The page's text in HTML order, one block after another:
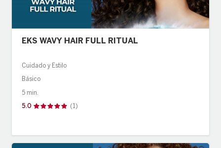
EKS WAVY HAIR FULL RITUAL
Cuidado y Estilo
Básico
5 min.
5.0 (1)